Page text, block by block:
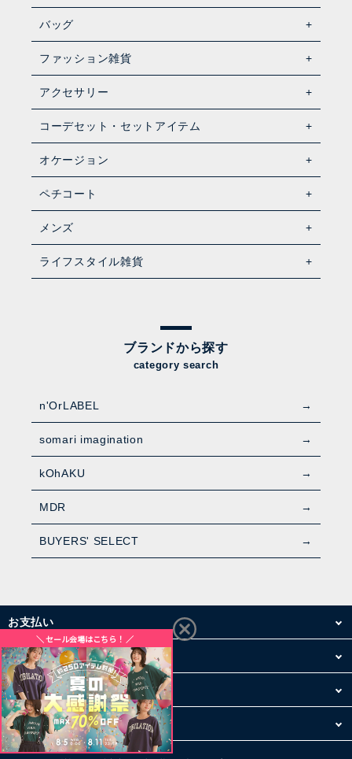
バッグ
ファッション雑貨
アクセサリー
コーデセット・セットアイテム
オケージョン
ペチコート
メンズ
ライフスタイル雑貨
ブランドから探す
category search
n'OrLABEL
somari imagination
kOhAKU
MDR
BUYERS' SELECT
お支払い
配送・送料
お買い物について
その他